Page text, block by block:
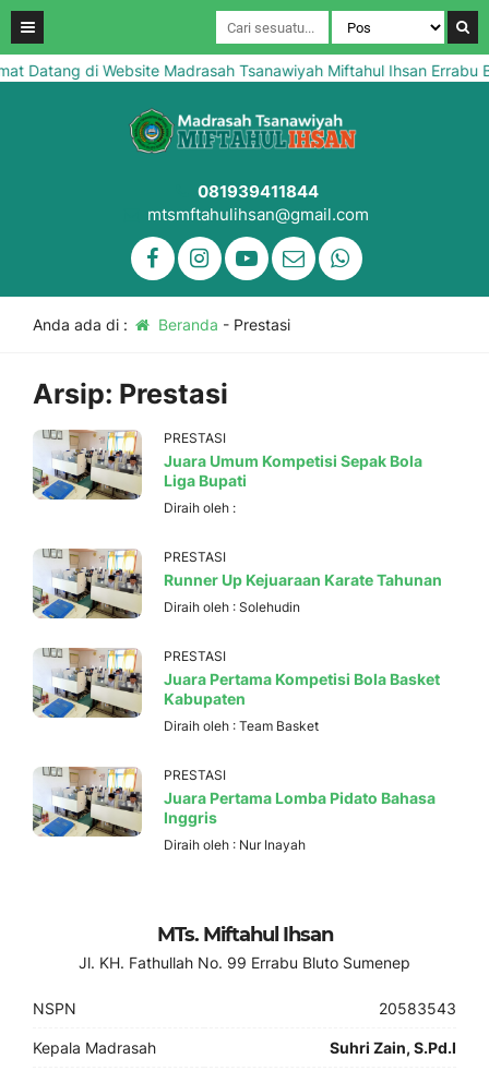
Datang di Website Madrasah Tsanawiyah Miftahul Ihsan Errabu
081939411844
mtsmftahulihsan@gmail.com
Anda ada di : Beranda - Prestasi
Arsip: Prestasi
PRESTASI
Juara Umum Kompetisi Sepak Bola
Liga Bupati
Diraih oleh :
PRESTASI
Runner Up Kejuaraan Karate Tahunan
Diraih oleh : Solehudin
PRESTASI
Juara Pertama Kompetisi Bola Basket
Kabupaten
Diraih oleh : Team Basket
PRESTASI
Juara Pertama Lomba Pidato Bahasa
Inggris
Diraih oleh : Nur Inayah
MTs. Miftahul Ihsan
Jl. KH. Fathullah No. 99 Errabu Bluto Sumenep
NSPN 20583543
Kepala Madrasah Suhri Zain, S.Pd.I